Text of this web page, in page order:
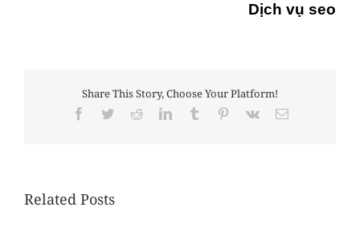
Dịch vụ seo
Share This Story, Choose Your Platform!
Facebook
TwitterRedditLinkedInTumblr Pinterest
Vk Email
Related Posts